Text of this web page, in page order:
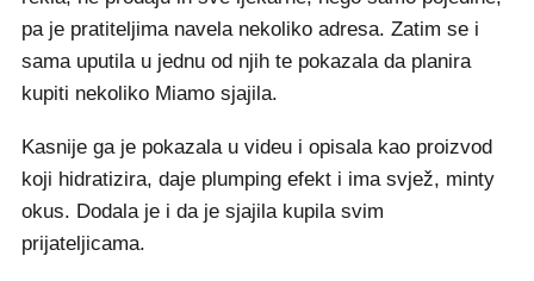
pa je pratiteljima navela nekoliko adresa. Zatim se i
sama uputila u jednu od njih te pokazala da planira
kupiti nekoliko Miamo sjajila.
Kasnije ga je pokazala u videu i opisala kao proizvod
koji hidratizira, daje plumping efekt i ima svjež, minty
okus. Dodala je i da je sjajila kupila svim
prijateljicama.